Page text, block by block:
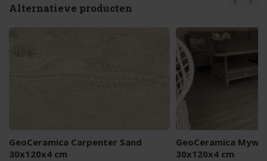
Alternatieve producten
GeoCeramica Carpenter Sand
30x120x4 cm
GeoCeramica
30x120x4 cm